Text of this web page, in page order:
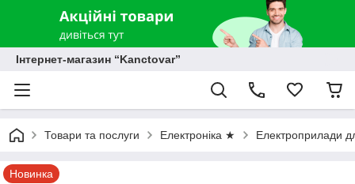
Інтернет-магазин “Kanctovar”
Товари та послуги Електроніка ★ Електроприлади
Новинка